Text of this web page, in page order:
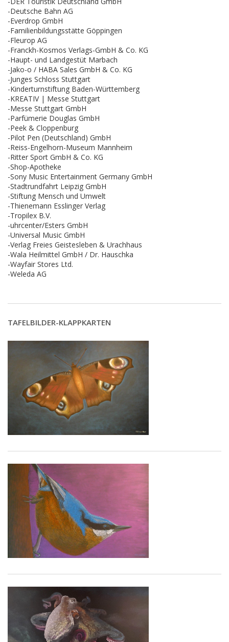
-Deutsche Bahn AG
-Everdrop GmbH
-Familienbildungsstätte Göppingen
-Fleurop AG
-Franckh-Kosmos Verlags-GmbH & Co. KG
-Haupt- und Landgestüt Marbach
-Jako-o / HABA Sales GmbH & Co. KG
-Junges Schloss Stuttgart
-Kinderturnstiftung Baden-Württemberg
-KREATIV | Messe Stuttgart
-Messe Stuttgart GmbH
-Parfümerie Douglas GmbH
-Peek & Cloppenburg
-Pilot Pen (Deutschland) GmbH
-Reiss-Engelhorn-Museum Mannheim
-Ritter Sport GmbH & Co. KG
-Shop-Apotheke
-Sony Music Entertainment Germany GmbH
-Stadtrundfahrt Leipzig GmbH
-Stiftung Mensch und Umwelt
-Thienemann Esslinger Verlag
-Tropilex B.V.
-uhrcenter/Esters GmbH
-Universal Music GmbH
-Verlag Freies Geistesleben & Urachhaus
-Wala Heilmittel GmbH / Dr. Hauschka
-Wayfair Stores Ltd.
-Weleda AG
TAFELBILDER-KLAPPKARTEN